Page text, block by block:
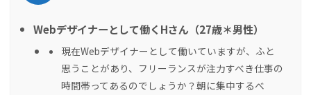
Webデザイナーとして働くHさん（27歳＊男性）
現在Webデザイナーとして働いていますが、ふと
思うことがあり、フリーランスが注力すべき仕事の
時間帯ってあるのでしょうか？朝に集中するべ